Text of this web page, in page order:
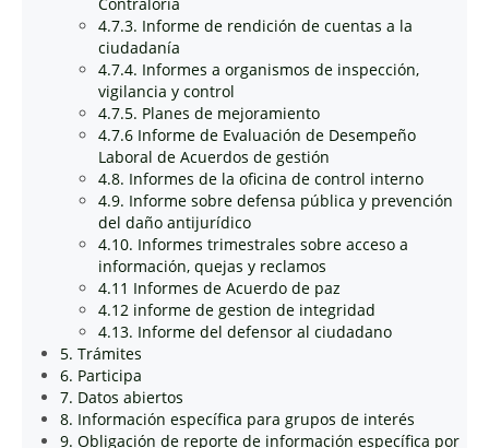
4.7.3. Informe de rendición de cuentas a la
ciudadanía
4.7.4. Informes a organismos de inspección,
vigilancia y control
4.7.5. Planes de mejoramiento
4.7.6 Informe de Evaluación de Desempeño
Laboral de Acuerdos de gestión
4.8. Informes de la oficina de control interno
4.9. Informe sobre defensa pública y prevención
del daño antijurídico
4.10. Informes trimestrales sobre acceso a
información, quejas y reclamos
4.11 Informes de Acuerdo de paz
4.12 informe de gestion de integridad
4.13. Informe del defensor al ciudadano
5. Trámites
6. Participa
7. Datos abiertos
8. Información específica para grupos de interés
9. Obligación de reporte de información específica por